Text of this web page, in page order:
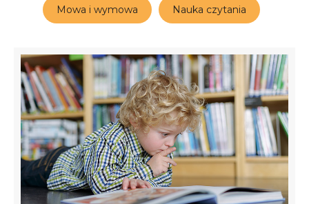
Mowa i wymowa Nauka czytania